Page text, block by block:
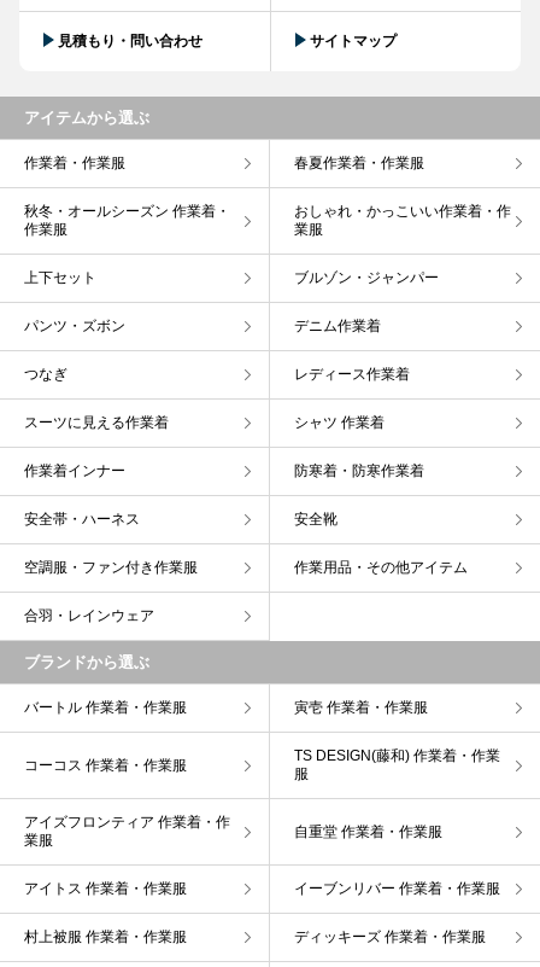
見積もり・問い合わせ サイトマップ
アイテムから選ぶ
作業着・作業服 春夏作業着・作業服
秋冬・オールシーズン 作業着・
作業服
おしゃれ・かっこいい作業着・作
業服
上下セット ブルゾン・ジャンパー
パンツ・ズボン デニム作業着
つなぎ レディース作業着
スーツに見える作業着 シャツ 作業着
作業着インナー 防寒着・防寒作業着
安全帯・ハーネス 安全靴
空調服・ファン付き作業服 作業用品・その他アイテム
合羽・レインウェア
ブランドから選ぶ
バートル 作業着・作業服 寅壱 作業着・作業服
コーコス 作業着・作業服
TS DESIGN(藤和) 作業着・作業
服
アイズフロンティア 作業着・作
業服
自重堂 作業着・作業服
アイトス 作業着・作業服 イーブンリバー 作業着・作業服
村上被服 作業着・作業服 ディッキーズ 作業着・作業服